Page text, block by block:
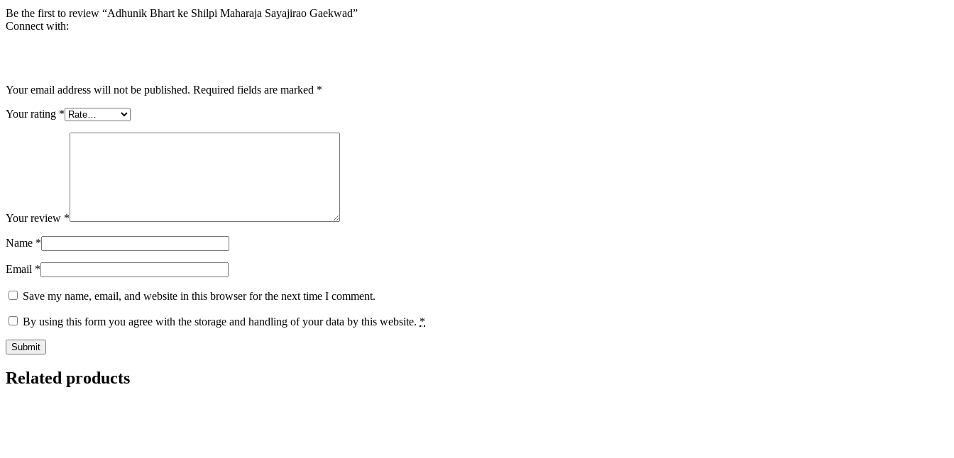
Be the first to review “Adhunik Bhart ke Shilpi Maharaja Sayajirao Gaekwad”
Connect with:
Your email address will not be published. Required fields are marked *
Your rating *
Your review *
Name *
Email *
Save my name, email, and website in this browser for the next time I comment.
By using this form you agree with the storage and handling of your data by this website. *
Related products